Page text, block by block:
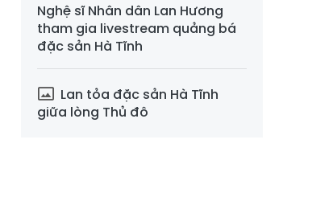
Nghệ sĩ Nhân dân Lan Hương
tham gia livestream quảng bá
đặc sản Hà Tĩnh
Lan tỏa đặc sản Hà Tĩnh
giữa lòng Thủ đô